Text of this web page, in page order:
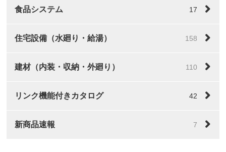
食品システム 17
住宅設備（水廻り・給湯） 158
建材（内装・収納・外廻り） 110
リンク機能付きカタログ 42
新商品速報 7